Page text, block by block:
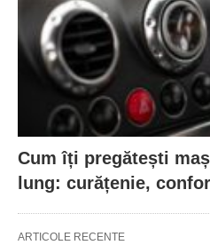
Cum îți pregătești
lung: curățenie,
ARTICOLE RECENTE